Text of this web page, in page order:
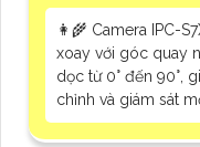
👩‍🌾 Camera IPC-
xoay với góc quay
dọc từ 0° đến 90°,
chỉnh và giám sát